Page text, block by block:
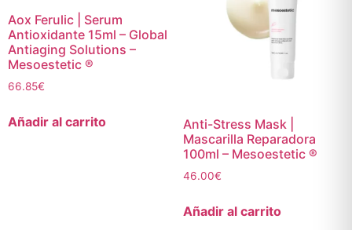
Aox Ferulic | Serum
Antioxidante 15ml – Global
Antiaging Solutions –
Mesoestetic ®
66.85€
Añadir al carrito
Anti-Stress Mask |
Mascarilla Reparadora
100ml – Mesoestetic ®
46.00€
Añadir al carrito